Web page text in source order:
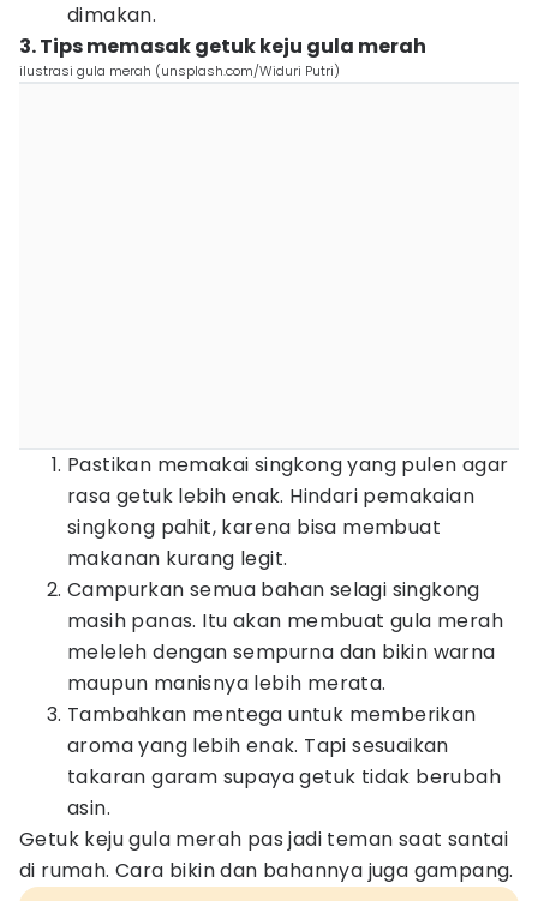
dimakan.
3. Tips memasak getuk keju gula merah
ilustrasi gula merah (unsplash.com/Widuri Putri)
Pastikan memakai singkong yang pulen agar
rasa getuk lebih enak. Hindari pemakaian
singkong pahit, karena bisa membuat
makanan kurang legit.
Campurkan semua bahan selagi singkong
masih panas. Itu akan membuat gula merah
meleleh dengan sempurna dan bikin warna
maupun manisnya lebih merata.
Tambahkan mentega untuk memberikan
aroma yang lebih enak. Tapi sesuaikan
takaran garam supaya getuk tidak berubah
asin.
Getuk keju gula merah pas jadi teman saat santai
di rumah. Cara bikin dan bahannya juga gampang.